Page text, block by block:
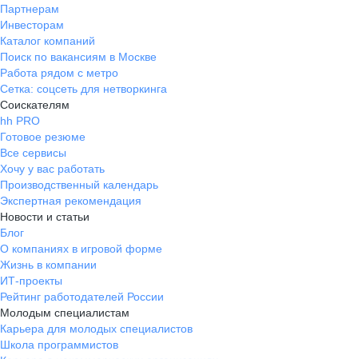
Партнерам
Инвесторам
Каталог компаний
Поиск по вакансиям в Москве
Работа рядом с метро
Сетка: соцсеть для нетворкинга
Соискателям
hh PRO
Готовое резюме
Все сервисы
Хочу у вас работать
Производственный календарь
Экспертная рекомендация
Новости и статьи
Блог
О компаниях в игровой форме
Жизнь в компании
ИТ-проекты
Рейтинг работодателей России
Молодым специалистам
Карьера для молодых специалистов
Школа программистов